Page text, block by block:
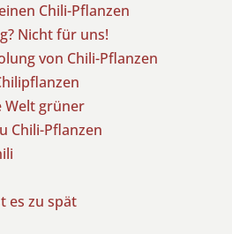
Chili-Pflanzen
Nicht für uns!
von Chili-Pflanzen
Welt grüner
Chili-Pflanzen
es zu spät